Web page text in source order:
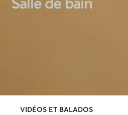
VIDÉOS ET BALADOS